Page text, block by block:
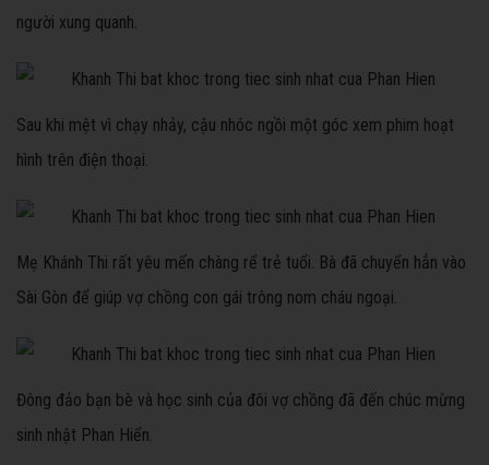
người xung quanh.
Sau khi mệt vì chạy nhảy, cậu nhóc ngồi một góc xem phim hoạt
hình trên điện thoại.
Mẹ Khánh Thi rất yêu mến chàng rể trẻ tuổi. Bà đã chuyển hẳn vào
Sài Gòn để giúp vợ chồng con gái trông nom cháu ngoại.
Đông đảo bạn bè và học sinh của đôi vợ chồng đã đến chúc mừng
sinh nhật Phan Hiển.